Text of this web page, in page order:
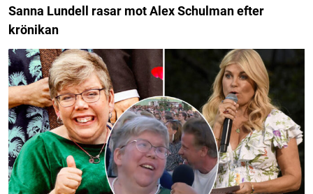
Sanna Lundell rasar mot Alex Schulman efter
krönikan